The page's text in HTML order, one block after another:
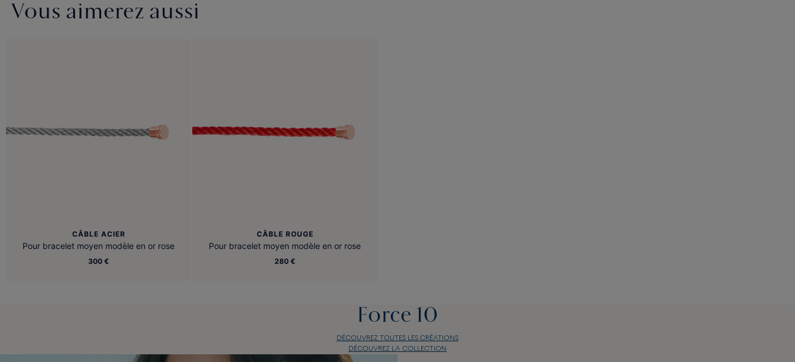
Vous aimerez aussi
CÂBLE ACIER
Pour bracelet moyen modèle en or rose
300 €
CÂBLE ROUGE
Pour bracelet moyen modèle en or rose
280 €
Force 10
DÉCOUVREZ TOUTES LES CRÉATIONS
DÉCOUVREZ LA COLLECTION